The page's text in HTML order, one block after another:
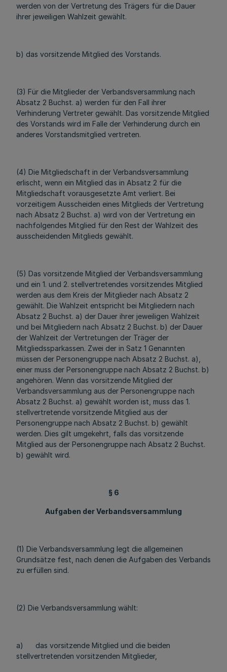
werden von der Vertretung des Trägers für die Dauer
ihrer jeweiligen Wahlzeit gewählt.
b) das vorsitzende Mitglied des Vorstands.
(3) Für die Mitglieder der Verbandsversammlung nach
Absatz 2 Buchst. a) werden für den Fall ihrer
Verhinderung Vertreter gewählt. Das vorsitzende Mitglied
des Vorstands wird im Falle der Verhinderung durch ein
anderes Vorstandsmitglied vertreten.
(4) Die Mitgliedschaft in der Verbandsversammlung
erlischt, wenn ein Mitglied das in Absatz 2 für die
Mitgliedschaft vorausgesetzte Amt verliert. Bei
vorzeitigem Ausscheiden eines Mitglieds der Vertretung
nach Absatz 2 Buchst. a) wird von der Vertretung ein
nachfolgendes Mitglied für den Rest der Wahlzeit des
ausscheidenden Mitglieds gewählt.
(5) Das vorsitzende Mitglied der Verbandsversammlung
und ein 1. und 2. stellvertretendes vorsitzendes Mitglied
werden aus dem Kreis der Mitglieder nach Absatz 2
gewählt. Die Wahlzeit entspricht bei Mitgliedern nach
Absatz 2 Buchst. a) der Dauer ihrer jeweiligen Wahlzeit
und bei Mitgliedern nach Absatz 2 Buchst. b) der Dauer
der Wahlzeit der Vertretungen der Träger der
Mitgliedssparkassen. Zwei der in Satz 1 Genannten
müssen der Personengruppe nach Absatz 2 Buchst. a),
einer muss der Personengruppe nach Absatz 2 Buchst. b)
angehören. Wenn das vorsitzende Mitglied der
Verbandsversammlung aus der Personengruppe nach
Absatz 2 Buchst. a) gewählt worden ist, muss das 1.
stellvertretende vorsitzende Mitglied aus der
Personengruppe nach Absatz 2 Buchst. b) gewählt
werden. Dies gilt umgekehrt, falls das vorsitzende
Mitglied aus der Personengruppe nach Absatz 2 Buchst.
b) gewählt wird.
§ 6
Aufgaben der Verbandsversammlung
(1) Die Verbandsversammlung legt die allgemeinen
Grundsätze fest, nach denen die Aufgaben des Verbands
zu erfüllen sind.
(2) Die Verbandsversammlung wählt:
a) das vorsitzende Mitglied und die beiden
stellvertretenden vorsitzenden Mitglieder,